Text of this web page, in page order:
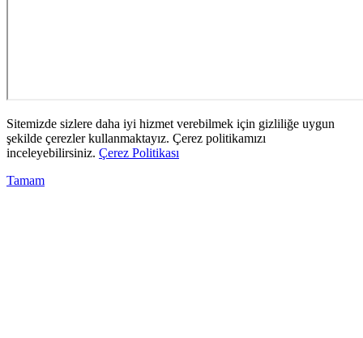
Sitemizde sizlere daha iyi hizmet verebilmek için gizliliğe uygun
şekilde çerezler kullanmaktayız. Çerez politikamızı
inceleyebilirsiniz. Çerez Politikası
Tamam